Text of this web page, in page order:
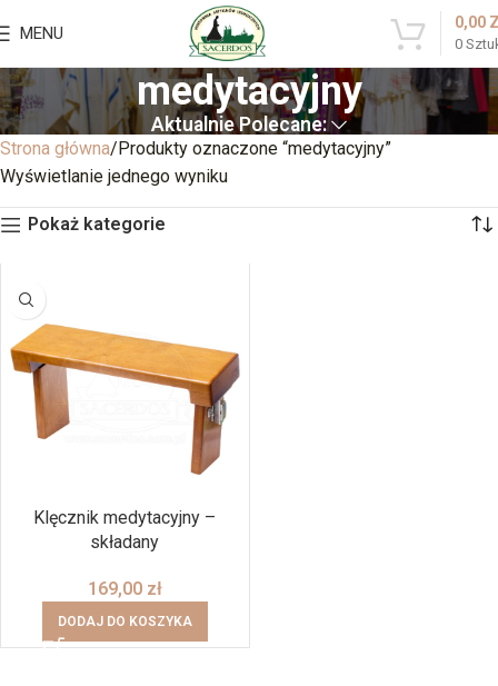
MENU
0
0,00
medytacyjny
Aktualnie Polecane:
Strona główna Produkty oznaczone “medytacyjny”
Wyświetlanie jednego wyniku
Pokaż kategorie
Klęcznik medytacyjny –
składany
169,00 zł
DODAJ DO KOSZYKA